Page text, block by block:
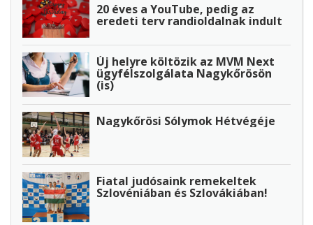
20 éves a YouTube, pedig az
eredeti terv randioldalnak indult
Új helyre költözik az MVM Next
ügyfélszolgálata Nagykőrösön
(is)
Nagykőrösi Sólymok Hétvégéje
Fiatal judósaink remekeltek
Szlovéniában és Szlovákiában!